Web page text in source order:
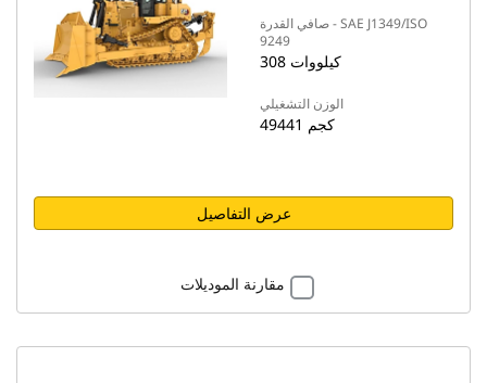
صافي القدرة - SAE J1349/ISO
9249
308 كيلووات
الوزن التشغيلي
49441 كجم
عرض التفاصيل
مقارنة الموديلات